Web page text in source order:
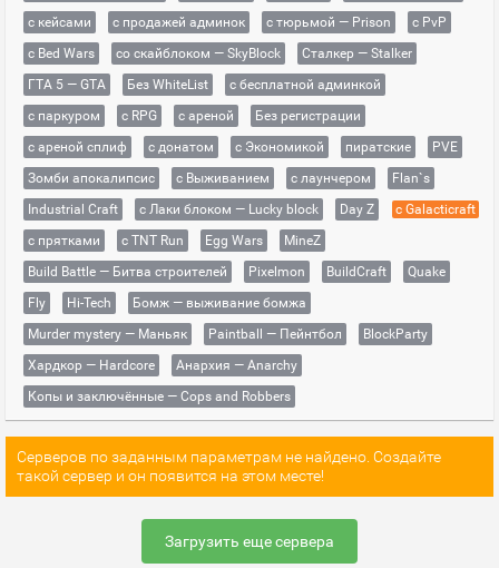
с кейсами
с продажей админок с тюрьмой — Prison
с PvP
с Bed Wars
со скайблоком — SkyBlock
Сталкер — Stalker
ГТА 5 — GTA
Без WhiteList
с бесплатной админкой
с паркуром
с RPG с ареной
Без регистрации
с ареной сплиф
с донатом с Экономикой пиратские
PVE
Зомби апокалипсис
с Выживанием с лаунчером
Flan`s
Industrial Craft
с Лаки блоком — Lucky block Day Z
с Galacticraft
с прятками
с TNT Run Egg Wars
MineZ
Build Battle — Битва строителей
Pixelmon BuildCraft
Quake
Fly
Hi-Tech
Бомж — выживание бомжа
Murder mystery — Маньяк
Paintball — Пейнтбол
BlockParty
Хардкор — Hardcore
Анархия — Anarchy
Копы и заключённые — Cops and Robbers
Серверов по заданным параметрам не найдено. Создайте
такой сервер и он появится на этом месте!
Загрузить еще сервера